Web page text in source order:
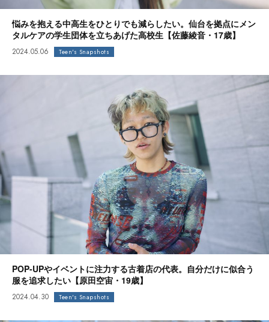
悩みを抱える中高生をひとりでも減らしたい。仙台を拠点にメン
タルケアの学生団体を立ちあげた高校生【佐藤綾音・17歳】
2024.05.06 Teen's Snapshots
POP-UPやイベントに注力する古着店の代表。自分だけに似合う
服を追求したい【原田空宙・19歳】
2024.04.30 Teen's Snapshots